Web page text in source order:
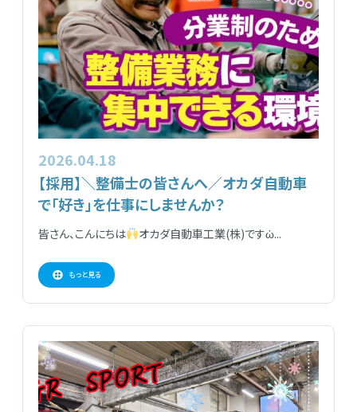
2026.04.18
【採用】＼整備士の皆さんへ／オカダ自動車
で「好き」を仕事にしませんか？
皆さん、こんにちは オカダ自動車工業(株)ですὠ...
もっと見る